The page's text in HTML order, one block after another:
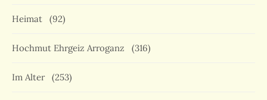
Heimat (92)
Hochmut Ehrgeiz Arroganz (316)
Im Alter (253)